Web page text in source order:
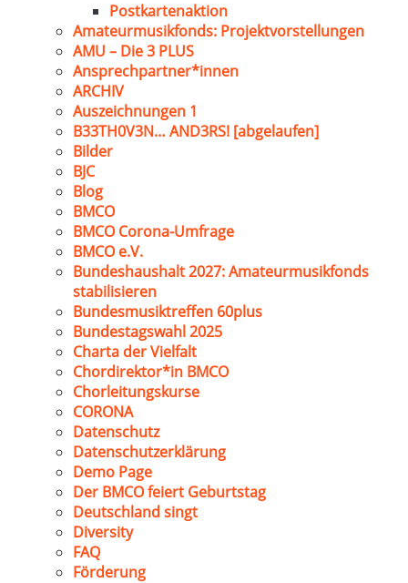
Postkartenaktion
Amateurmusikfonds: Projektvorstellungen
AMU – Die 3 PLUS
Ansprechpartner*innen
ARCHIV
Auszeichnungen 1
B33TH0V3N… AND3RS! [abgelaufen]
Bilder
BJC
Blog
BMCO
BMCO Corona-Umfrage
BMCO e.V.
Bundeshaushalt 2027: Amateurmusikfonds
stabilisieren
Bundesmusiktreffen 60plus
Bundestagswahl 2025
Charta der Vielfalt
Chordirektor*in BMCO
Chorleitungskurse
CORONA
Datenschutz
Datenschutzerklärung
Demo Page
Der BMCO feiert Geburtstag
Deutschland singt
Diversity
FAQ
Förderung